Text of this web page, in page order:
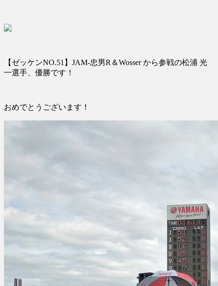
【ゼッケンNO.51】JAM-忠男R＆Wosser から参戦の松浦 光
一選手、優勝です！
おめでとうございます！